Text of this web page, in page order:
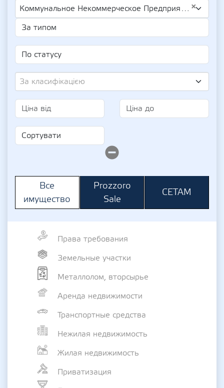
×
Коммунальное Некоммерческое Предприятие "Благовещенская Больница" Благовещенск Городского Совета (UA-EDR 01995309)
За класифікацією
Все
имущество
Prozzoro
Sale
СЕТАМ
Права требования
Земельные участки
Металлолом, вторсырье
Аренда недвижимости
Транспортные средства
Нежилая недвижимость
Жилая недвижимость
Приватизация